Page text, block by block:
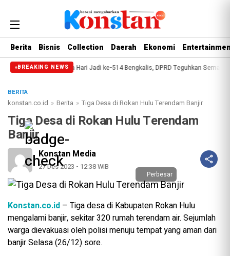
Berita Bisnis Collection Daerah Ekonomi
BREAKING NEWS
Paripurna Hari Jadi ke-514 Bengkalis, DPRD Teguhkan Semangat
BERITA
konstan.co.id » Berita » Tiga Desa di Rokan Hulu Terendam Banjir
Tiga Desa di Rokan Hulu Terendam
Banjir
Konstan Media
27 Des 2023 - 12:38 WIB
Perbesar
Konstan.co.id – Tiga desa di Kabupaten Rokan Hulu
mengalami banjir, sekitar 320 rumah terendam air. Sejumlah
warga dievakuasi oleh polisi menuju tempat yang aman dari
banjir Selasa (26/12) sore.